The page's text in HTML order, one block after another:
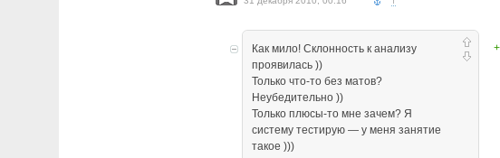
Как мило! Склонность к анализу
проявилась ))
Только что-то без матов?
Неубедительно ))
Только плюсы-то мне зачем? Я
систему тестирую — у меня занятие
такое )))